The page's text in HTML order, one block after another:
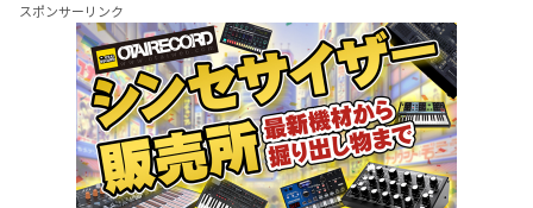
スポンサーリンク